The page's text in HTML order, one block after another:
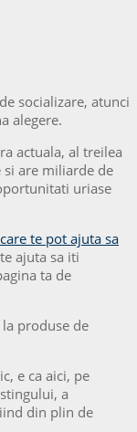
socializare, atunci
alegere.
actuala, al treilea
are miliarde de
uriase
te pot ajuta sa
ajuta sa iti
ta de
produse de
e ca aici, pe
a
din plin de